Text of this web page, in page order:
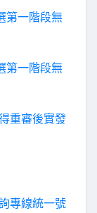
第一階段無
第一階段無
重審後實發
專線統一號